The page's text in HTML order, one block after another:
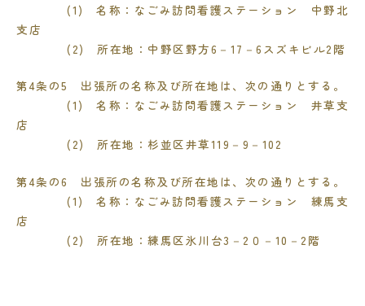
(1)
名称：なごみ訪問看護ステーション 中野北
支店
(2)
所在地：中野区野方6 － 17 － 6 スズキビル2 階
第4条の5 出張所の名称及び所在地は、次の通りとする。
(1)
名称：なごみ訪問看護ステーション 井草支
店
(2)
所在地：杉並区井草119 － 9 － 102
第4条の6 出張所の名称及び所在地は、次の通りとする。
(1)
名称：なごみ訪問看護ステーション 練馬支
店
(2)
所在地：練馬区氷川台3 － 2 ０－ 10 － 2 階